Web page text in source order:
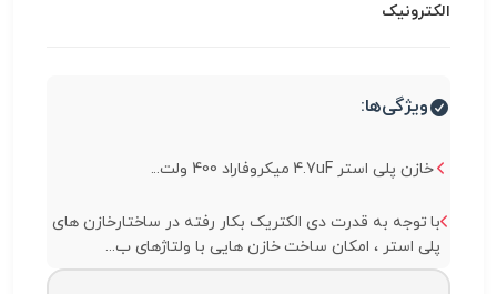
الکترونیک
ویژگی‌ها:
خازن پلی استر 4.7uF میکروفاراد 400 ولت...
با توجه به قدرت دی الکتریک بکار رفته در ساختارخازن های
پلی استر ، امکان ساخت خازن هایی با ولتاژهای ب...